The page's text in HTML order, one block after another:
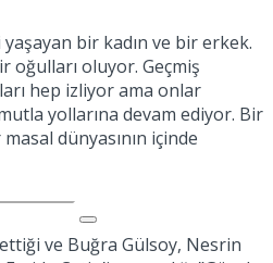
yaşayan bir kadın ve bir erkek.
oğulları oluyor. Geçmiş
hep izliyor ama onlar
yollarına devam ediyor. Bir
dünyasının içinde
ve Buğra Gülsoy, Nesrin